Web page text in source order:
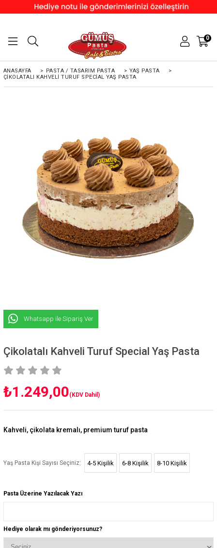
0
ANASAYFA > PASTA / TASARIM PASTA > YAŞ PASTA
>
ÇIKOLATALI KAHVELI TURUF SPECIAL YAŞ PASTA
Whatsapp ile Sipariş Ver
Çikolatalı Kahveli Turuf Special Yaş Pasta
₺1.249,00(KDV Dahil)
Kahveli, çikolata kremalı, premium turuf pasta
Yaş Pasta Kişi Sayısı Seçiniz: 4-5 Kişilik 6-8 Kişilik 8-10 Kişilik
Pasta Üzerine Yazılacak Yazı
Hediye olarak mı gönderiyorsunuz?